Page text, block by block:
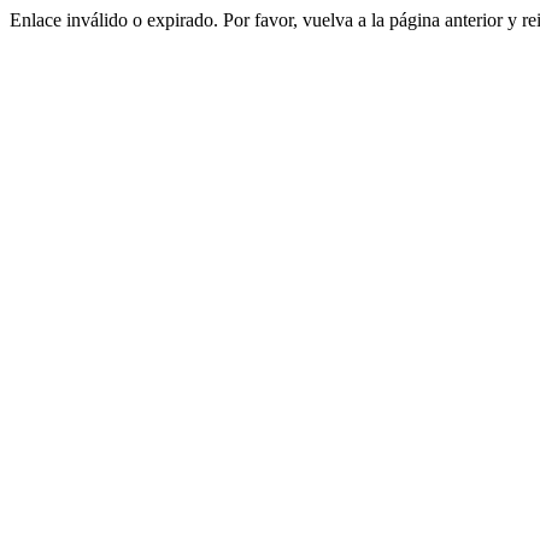
Enlace inválido o expirado. Por favor, vuelva a la página anterior y